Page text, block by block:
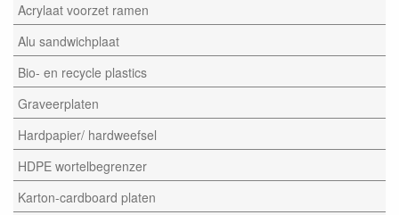
Acrylaat voorzet ramen
Alu sandwichplaat
Bio- en recycle plastics
Graveerplaten
Hardpapier/ hardweefsel
HDPE wortelbegrenzer
Karton-cardboard platen